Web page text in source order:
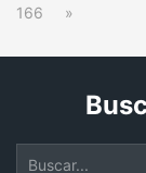
166
»